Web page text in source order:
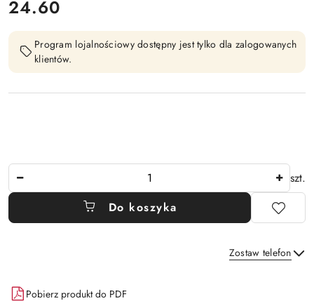
cena:
24.60
Program lojalnościowy dostępny jest tylko dla zalogowanych
klientów.
szt.
Do koszyka
Zostaw telefon
Dostępność
i
Pobierz produkt do PDF